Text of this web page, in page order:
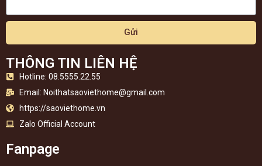
Gửi
THÔNG TIN LIÊN HỆ
Hotline: 08.5555.22.55
Email: Noithatsaoviethome@gmail.com
https://saoviethome.vn
Zalo Official Account
Fanpage